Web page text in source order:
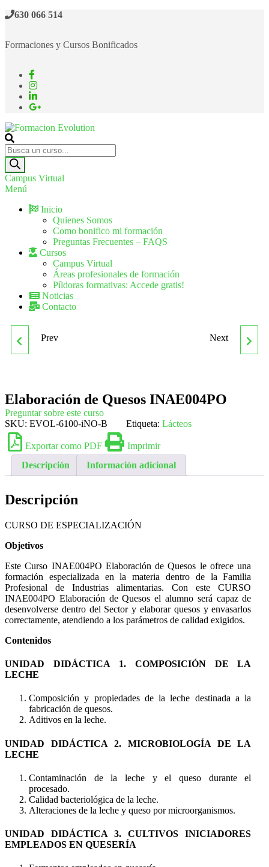
630 066 514
Formaciones y Cursos Bonificados
Formacion Evolution
Cursos de formación continua
Campus Virtual
Menú
Inicio
Quienes Somos
Como bonifico mi formación
Preguntas Frecuentes – FAQS
Cursos
Campus Virtual
Áreas profesionales de formación
Píldoras formativas: Accede gratis!
Noticias
Contacto
INAD051PO INNOVACIÓN
VIDA
Prev Next
Elaboración de Quesos INAE004PO
Preguntar sobre este curso
SKU: EVOL-6100-iNO-B Etiqueta: Lácteos
Exportar como PDF
Imprimir
Descripción
Información adicional
Descripción
CURSO DE ESPECIALIZACIÓN
Objetivos
Este Curso INAE004PO Elaboración de Quesos le ofrece una
formación especializada en la materia dentro de la Familia
Profesional de Industrias alimentarias. Con este CURSO
INAE004PO Elaboración de Quesos el alumno será capaz de
desenvolverse dentro del Sector y elaborar quesos y envasarlos
correctamente, atendiendo a los parámetros de calidad exigidos.
Contenidos
UNIDAD DIDÁCTICA 1. COMPOSICIÓN DE LA
LECHE
Composición y propiedades de la leche destinada a la
fabricación de quesos.
Aditivos en la leche.
UNIDAD DIDÁCTICA 2. MICROBIOLOGÍA DE LA
LECHE
Contaminación de la leche y el queso durante el
procesado.
Calidad bacteriológica de la leche.
Alteraciones de la leche y queso por microorganismos.
UNIDAD DIDÁCTICA 3. CULTIVOS INICIADORES
EMPLEADOS EN QUESERÍA